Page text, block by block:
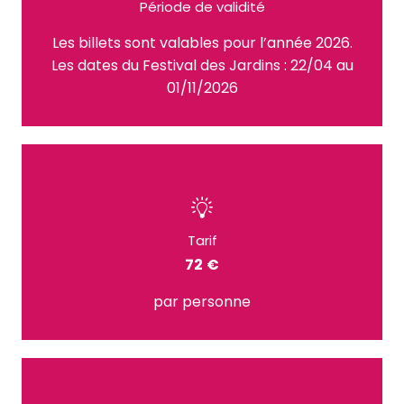
Période de validité
Les billets sont valables pour l’année 2026.
Les dates du Festival des Jardins : 22/04 au
01/11/2026
Tarif
72 €
par personne